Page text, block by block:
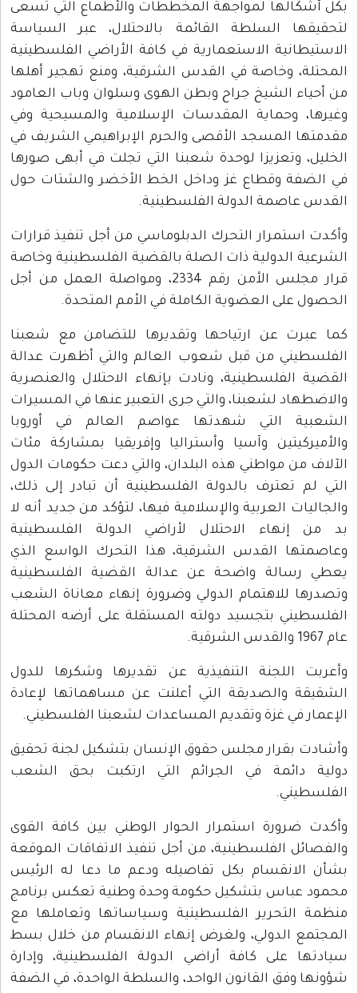
بكل أشكالها لمواجهة المخططات والأطماع التي تسعى
لتحقيقها السلطة القائمة بالاحتلال، عبر السياسة
الاستيطانية الاستعمارية في كافة الأراضي الفلسطينية
المحتلة، وخاصة في القدس الشرقية، ومنع تهجير أهلها
من أحياء الشيخ جراح وبطن الهوى وسلوان وباب العامود
وغيرها، وحماية المقدسات الإسلامية والمسيحية وفي
مقدمتها المسجد الأقصى والحرم الإبراهيمي الشريف في
الخليل، وتعزيزا لوحدة شعبنا التي تجلت في أبهى صورها
في الضفة وقطاع غز وداخل الخط الأخضر والشتات حول
القدس عاصمة الدولة الفلسطينية.
وأكدت استمرار التحرك الدبلوماسي من أجل تنفيذ قرارات
الشرعية الدولية ذات الصلة بالقضية الفلسطينية وخاصة
قرار مجلس الأمن رقم 2334، ومواصلة العمل من أجل
الحصول على العضوية الكاملة في الأمم المتحدة.
كما عبرت عن ارتياحها وتقديرها للتضامن مع شعبنا
الفلسطيني من قبل شعوب العالم والتي أظهرت عدالة
القضية الفلسطينية، ونادت بإنهاء الاحتلال والعنصرية
والاضطهاد لشعبنا، والتي جرى التعبير عنها في المسيرات
الشعبية التي شهدتها عواصم العالم في أوروبا
والأميركيتين وآسيا وأستراليا وإفريقيا بمشاركة مئات
الآلاف من مواطني هذه البلدان، والتي دعت حكومات الدول
التي لم تعترف بالدولة الفلسطينية أن تبادر إلى ذلك،
والجاليات العربية والإسلامية فيها، لتؤكد من جديد أنه لا
بد من إنهاء الاحتلال لأراضي الدولة الفلسطينية
وعاصمتها القدس الشرقية، هذا التحرك الواسع الذي
يعطي رسالة واضحة عن عدالة القضية الفلسطينية
وتصدرها للاهتمام الدولي وضرورة إنهاء معاناة الشعب
الفلسطيني بتجسيد دولته المستقلة على أرضه المحتلة
عام 1967 والقدس الشرقية.
وأعربت اللجنة التنفيذية عن تقديرها وشكرها للدول
الشقيقة والصديقة التي أعلنت عن مساهماتها لإعادة
الإعمار في غزة وتقديم المساعدات لشعبنا الفلسطيني.
وأشادت بقرار مجلس حقوق الإنسان بتشكيل لجنة تحقيق
دولية دائمة في الجرائم التي ارتكبت بحق الشعب
الفلسطيني.
وأكدت ضرورة استمرار الحوار الوطني بين كافة القوى
والفصائل الفلسطينية، من أجل تنفيذ الاتفاقات الموقعة
بشأن الانقسام بكل تفاصيله ودعم ما دعا له الرئيس
محمود عباس بتشكيل حكومة وحدة وطنية تعكس برنامج
منظمة التحرير الفلسطينية وسياساتها وتعاملها مع
المجتمع الدولي، ولغرض إنهاء الانقسام من خلال بسط
سيادتها على كافة أراضي الدولة الفلسطينية، وإدارة
شؤونها وفق القانون الواحد، والسلطة الواحدة، في الضفة